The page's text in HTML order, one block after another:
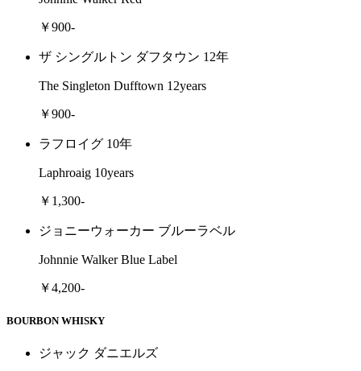
￥900-
ザ シングルトン ダフタウン 12年
The Singleton Dufftown 12years
￥900-
ラフロイグ 10年
Laphroaig 10years
￥1,300-
ジョニーウォーカー ブルーラベル
Johnnie Walker Blue Label
￥4,200-
BOURBON WHISKY
ジャック ダニエルズ